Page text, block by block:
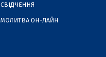
СВІДЧЕННЯ
МОЛИТВА ОН-ЛАЙН